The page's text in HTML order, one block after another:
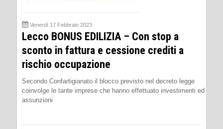
Venerdì 17 Febbraio 2023
Lecco BONUS EDILIZIA – Con stop a
sconto in fattura e cessione crediti a
rischio occupazione
Secondo Confartigianato il blocco previsto nel decreto legge
coinvolge le tante imprese che hanno effettuato investimenti ed
assunzioni